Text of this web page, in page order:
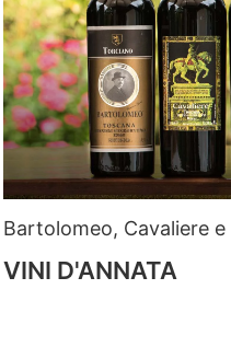
Bartolomeo, Cavaliere e
VINI D'ANNATA